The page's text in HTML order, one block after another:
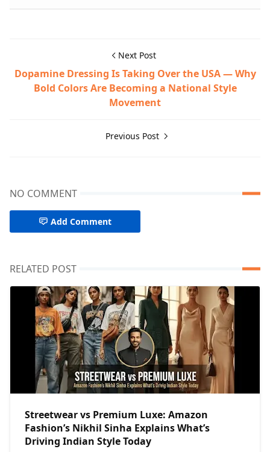
Next Post
Dopamine Dressing Is Taking Over the USA — Why
Bold Colors Are Becoming a National Style
Movement
Previous Post
NO COMMENT
Add Comment
RELATED POST
Streetwear vs Premium Luxe: Amazon
Fashion’s Nikhil Sinha Explains What’s
Driving Indian Style Today